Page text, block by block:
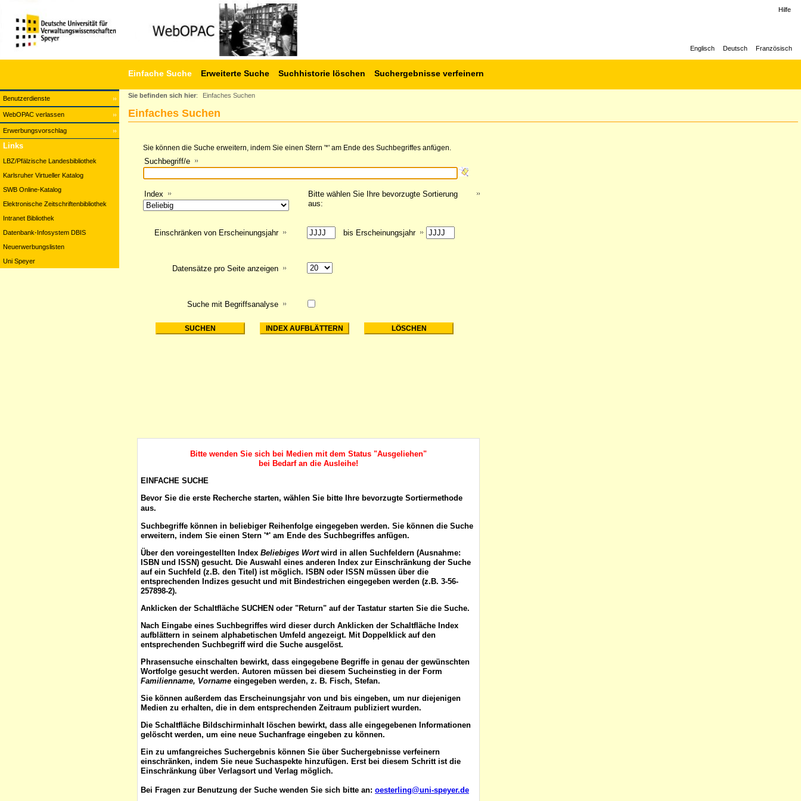
Benutzerdienste
WebOPAC verlassen
Erwerbungsvorschlag
Einfache Suche Erweiterte Suche Suchhistorie löschen Suchergebnisse verfeinern
Hilfe
Englisch Deutsch Französisch
Links
LBZ/Pfälzische Landesbibliothek
Karlsruher Virtueller Katalog
SWB Online-Katalog
Elektronische Zeitschriftenbibliothek
Intranet Bibliothek
Datenbank-Infosystem DBIS
Neuerwerbungslisten
Uni Speyer
Sie befinden sich hier: Einfaches Suchen
Einfaches Suchen
Sie können die Suche erweitern, indem Sie einen Stern '*' am Ende des Suchbegriffes anfügen.
Suchbegriff/e
Index
Bitte wählen Sie Ihre bevorzugte Sortierung
aus:
Suche mit Begriffsanalyse
Einschränken von Erscheinungsjahr bis Erscheinungsjahr
Datensätze pro Seite anzeigen
Bitte wenden Sie sich bei Medien mit dem Status "Ausgeliehen"
bei Bedarf an die Ausleihe!
EINFACHE SUCHE
Bevor Sie die erste Recherche starten, wählen Sie bitte Ihre bevorzugte Sortiermethode
aus.
Suchbegriffe können in beliebiger Reihenfolge eingegeben werden. Sie können die Suche
erweitern, indem Sie einen Stern '*' am Ende des Suchbegriffes anfügen.
Über den voreingestellten Index Beliebiges Wort wird in allen Suchfeldern (Ausnahme:
ISBN und ISSN) gesucht. Die Auswahl eines anderen Index zur Einschränkung der Suche
auf ein Suchfeld (z.B. den Titel) ist möglich. ISBN oder ISSN müssen über die
entsprechenden Indizes gesucht und mit Bindestrichen eingegeben werden (z.B. 3-56-
257898-2).
Anklicken der Schaltfläche SUCHEN oder "Return" auf der Tastatur starten Sie die Suche.
Nach Eingabe eines Suchbegriffes wird dieser durch Anklicken der Schaltfläche Index
aufblättern in seinem alphabetischen Umfeld angezeigt. Mit Doppelklick auf den
entsprechenden Suchbegriff wird die Suche ausgelöst.
Phrasensuche einschalten bewirkt, dass eingegebene Begriffe in genau der gewünschten
Wortfolge gesucht werden. Autoren müssen bei diesem Sucheinstieg in der Form
Familienname, Vorname eingegeben werden, z. B. Fisch, Stefan.
Sie können außerdem das Erscheinungsjahr von und bis eingeben, um nur diejenigen
Medien zu erhalten, die in dem entsprechenden Zeitraum publiziert wurden.
Die Schaltfläche Bildschirminhalt löschen bewirkt, dass alle eingegebenen Informationen
gelöscht werden, um eine neue Suchanfrage eingeben zu können.
Ein zu umfangreiches Suchergebnis können Sie über Suchergebnisse verfeinern
einschränken, indem Sie neue Suchaspekte hinzufügen. Erst bei diesem Schritt ist die
Einschränkung über Verlagsort und Verlag möglich.
Bei Fragen zur Benutzung der Suche wenden Sie sich bitte an: oesterling@uni-speyer.de